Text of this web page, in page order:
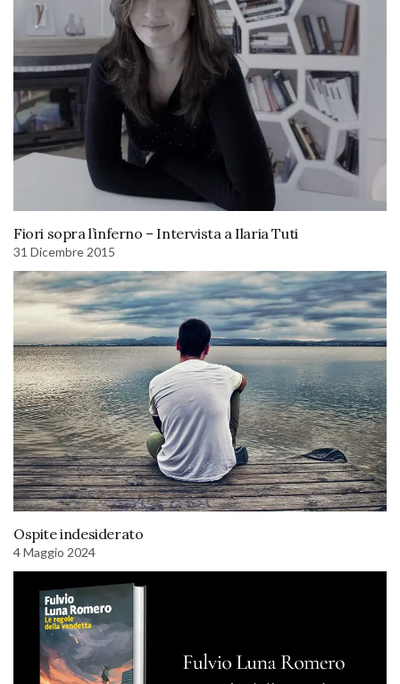
Fiori sopra l’inferno – Intervista a Ilaria Tuti
31 Dicembre 2015
Ospite indesiderato
4 Maggio 2024